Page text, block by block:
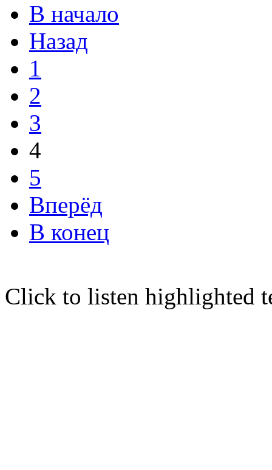
В начало
Назад
1
2
3
4
5
Вперёд
В конец
Click to listen highlighted